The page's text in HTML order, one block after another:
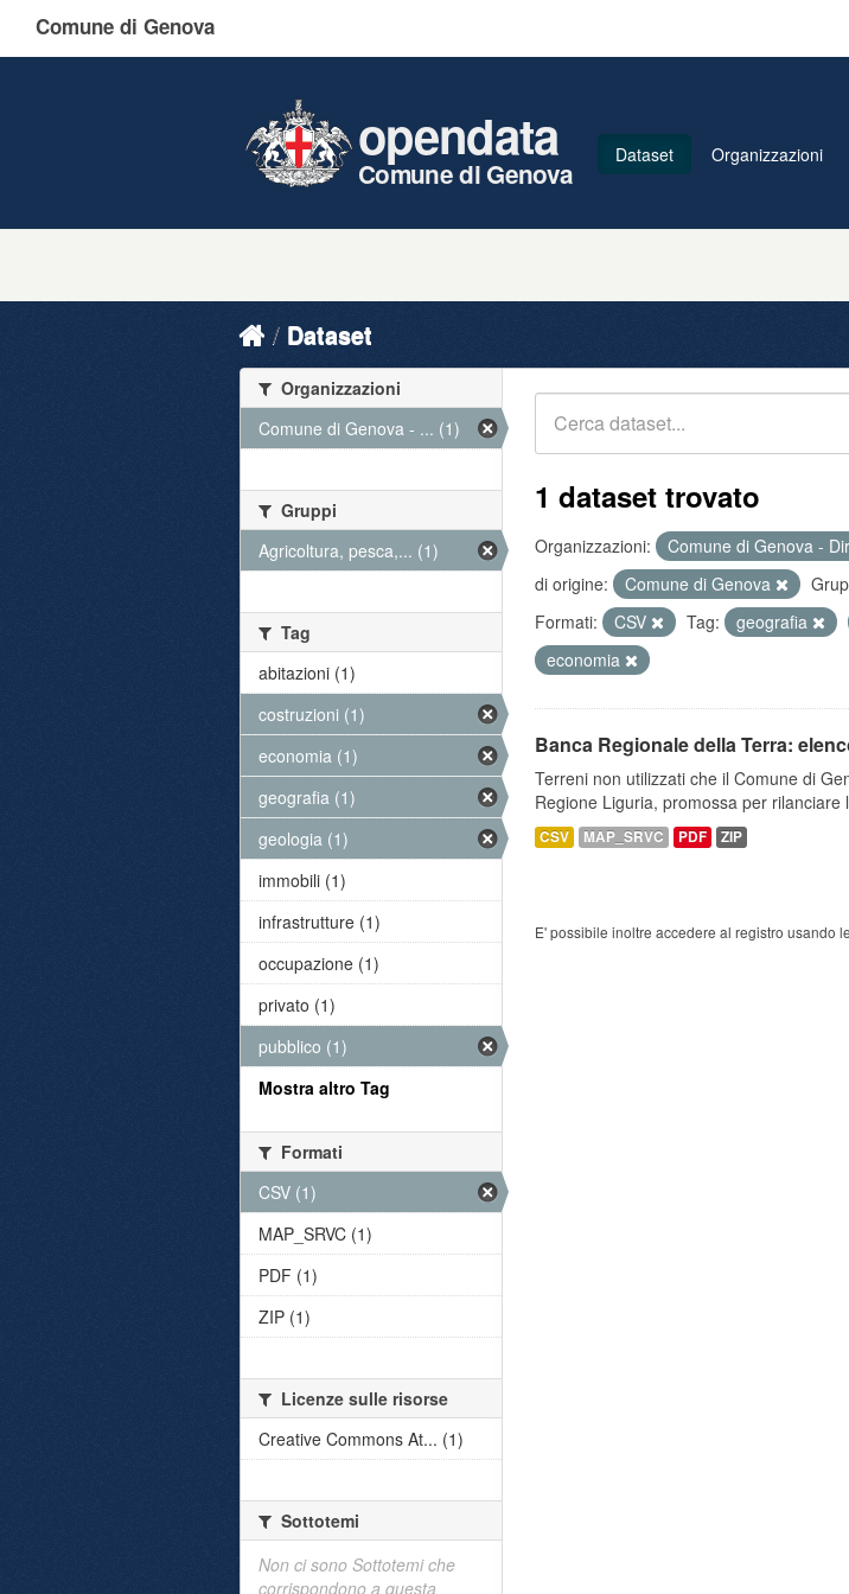
Comune di Genova
opendata
Comune di Genova
Dataset Organizzazioni
Dataset
1 dataset trovato
Organizzazioni: Comune di Genova -
di origine:
Comune di Genova
Formati:
CSV Tag: geografia
economia
Banca Regionale della Terra:
Terreni non utilizzati che il Comune di
Regione Liguria, promossa per rilanciare
CSV MAP_SRVC PDF ZIP
E' possibile inoltre accedere al registro usando le
Organizzazioni
Comune di Genova - ... (1)
Gruppi
Agricoltura, pesca,... (1)
Tag
abitazioni (1)
costruzioni (1)
economia (1)
geografia (1)
geologia (1)
immobili (1)
infrastrutture (1)
occupazione (1)
privato (1)
pubblico (1)
Mostra altro Tag
Formati
CSV (1)
MAP_SRVC (1)
PDF (1)
ZIP (1)
Licenze sulle risorse
Creative Commons At... (1)
Sottotemi
Non ci sono Sottotemi che
corrispondono a questa